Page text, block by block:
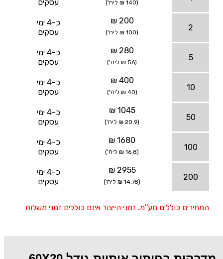
(140 ₪ ליח')
עסקים
2
200 ₪
(100 ₪ ליח')
כ-4 ימי
עסקים
5
280 ₪
(56 ₪ ליח')
כ-4 ימי
עסקים
10
400 ₪
(40 ₪ ליח')
כ-4 ימי
עסקים
50
1045 ₪
(20.9 ₪ ליח')
כ-4 ימי
עסקים
100
1680 ₪
(16.8 ₪ ליח')
כ-4 ימי
עסקים
200
2955 ₪
(14.78 ₪ ליח')
כ-4 ימי
עסקים
המחירים כוללים מע''מ. זמני הייצור אינם כוללים זמני משלוח